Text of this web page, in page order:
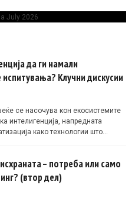
да ги намали
Клучни дискусии
се насочува кон екосистемите
интелигенција, напредната
како технологии што
– потреба или само
(втор дел)